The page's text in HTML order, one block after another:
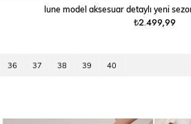
lune model aksesuar detaylı yeni
₺2.499,99
36 37 38 39 40